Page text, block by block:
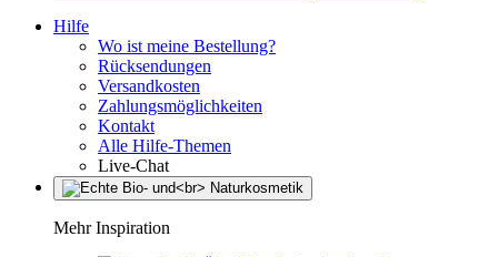
Hilfe
Wo ist meine Bestellung?
Rücksendungen
Versandkosten
Zahlungsmöglichkeiten
Kontakt
Alle Hilfe-Themen
Live-Chat
Mehr Inspiration